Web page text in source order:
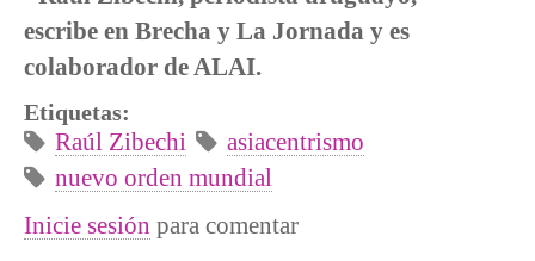
escribe en Brecha y La Jornada y es
colaborador de ALAI.
Etiquetas:
Raúl Zibechi
asiacentrismo
nuevo orden mundial
Inicie sesión para comentar